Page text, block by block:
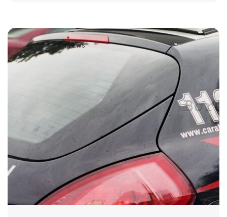
1601 VIEWS